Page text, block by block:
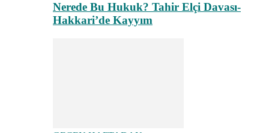
Nerede Bu Hukuk? Tahir Elçi Davası-
Hakkari’de Kayyım